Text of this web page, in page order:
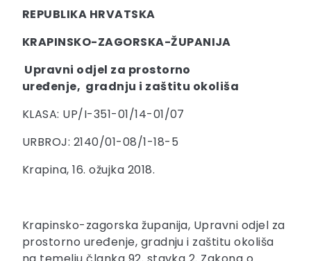
REPUBLIKA HRVATSKA
KRAPINSKO-ZAGORSKA-ŽUPANIJA
Upravni odjel za prostorno
uređenje, gradnju i zaštitu okoliša
KLASA: UP/I-351-01/14-01/07
URBROJ: 2140/01-08/1-18-5
Krapina, 16. ožujka 2018.
Krapinsko-zagorska županija, Upravni odjel za
prostorno uređenje, gradnju i zaštitu okoliša